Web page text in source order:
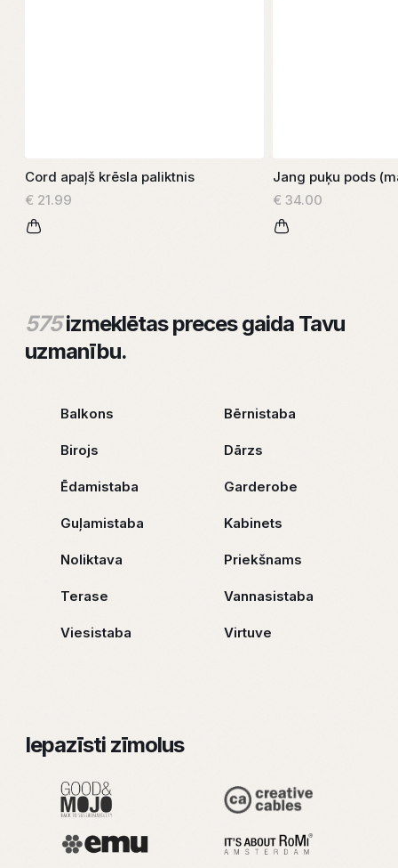
Cord apaļš krēsla paliktnis
€ 21.99
Jang puķu pods
€ 34.00
575izmeklētas preces gaida Tavu
uzmanību.
Balkons Bērnistaba
Birojs Dārzs
Ēdamistaba Garderobe
Guļamistaba Kabinets
Noliktava Priekšnams
Terase Vannasistaba
Viesistaba Virtuve
Iepazīsti zīmolus